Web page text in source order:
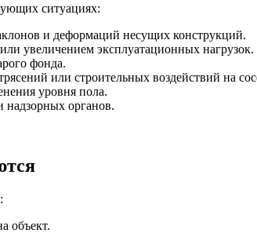
ситуациях:
и деформаций несущих конструкций.
увеличением эксплуатационных нагрузок.
фонда.
или строительных воздействий на
уровня пола.
органов.
объект.